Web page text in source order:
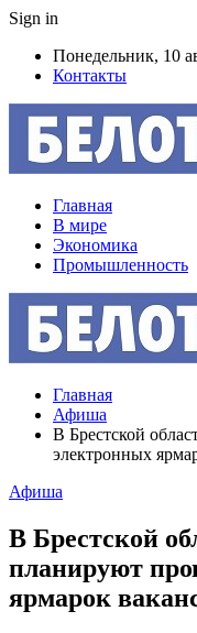
Sign in
Понедельник, 10
Контакты
Главная
В мире
Экономика
Промышленность
Главная
Афиша
В Брестской
электронных
Афиша
В Брестской
планируют
ярмарок